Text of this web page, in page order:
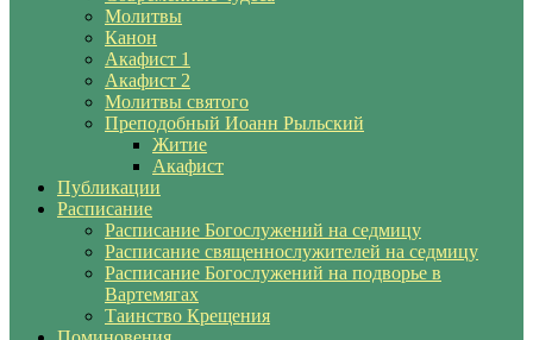
Молитвы
Канон
Акафист 1
Акафист 2
Молитвы святого
Преподобный Иоанн Рыльский
Житие
Акафист
Публикации
Расписание
Расписание Богослужений на седмицу
Расписание священнослужителей на седмицу
Расписание Богослужений на подворье в
Вартемягах
Таинство Крещения